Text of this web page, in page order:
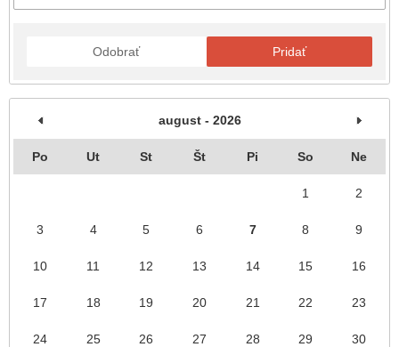
Odobrať Pridať
august - 2026
Po Ut St Št Pi So Ne
1 2
3 4 5 6 7 8 9
10 11 12 13 14 15 16
17 18 19 20 21 22 23
24 25 26 27 28 29 30